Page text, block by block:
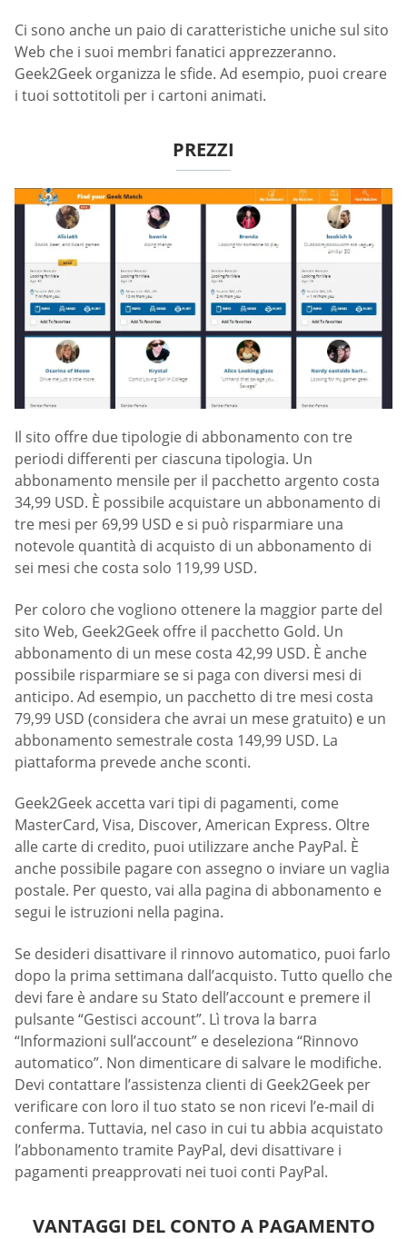
Ci sono anche un paio di caratteristiche uniche sul sito
Web che i suoi membri fanatici apprezzeranno.
Geek2Geek organizza le sfide. Ad esempio, puoi creare
i tuoi sottotitoli per i cartoni animati.
PREZZI
Il sito offre due tipologie di abbonamento con tre
periodi differenti per ciascuna tipologia. Un
abbonamento mensile per il pacchetto argento costa
34,99 USD. È possibile acquistare un abbonamento di
tre mesi per 69,99 USD e si può risparmiare una
notevole quantità di acquisto di un abbonamento di
sei mesi che costa solo 119,99 USD.
Per coloro che vogliono ottenere la maggior parte del
sito Web, Geek2Geek offre il pacchetto Gold. Un
abbonamento di un mese costa 42,99 USD. È anche
possibile risparmiare se si paga con diversi mesi di
anticipo. Ad esempio, un pacchetto di tre mesi costa
79,99 USD (considera che avrai un mese gratuito) e un
abbonamento semestrale costa 149,99 USD. La
piattaforma prevede anche sconti.
Geek2Geek accetta vari tipi di pagamenti, come
MasterCard, Visa, Discover, American Express. Oltre
alle carte di credito, puoi utilizzare anche PayPal. È
anche possibile pagare con assegno o inviare un vaglia
postale. Per questo, vai alla pagina di abbonamento e
segui le istruzioni nella pagina.
Se desideri disattivare il rinnovo automatico, puoi farlo
dopo la prima settimana dall’acquisto. Tutto quello che
devi fare è andare su Stato dell’account e premere il
pulsante “Gestisci account”. Lì trova la barra
“Informazioni sull’account” e deseleziona “Rinnovo
automatico”. Non dimenticare di salvare le modifiche.
Devi contattare l’assistenza clienti di Geek2Geek per
verificare con loro il tuo stato se non ricevi l’e-mail di
conferma. Tuttavia, nel caso in cui tu abbia acquistato
l’abbonamento tramite PayPal, devi disattivare i
pagamenti preapprovati nei tuoi conti PayPal.
VANTAGGI DEL CONTO A PAGAMENTO